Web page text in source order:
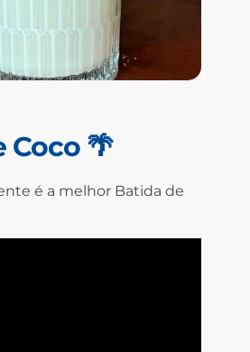
Coco 🌴
é a melhor Batida de